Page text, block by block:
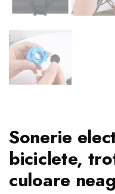
Sonerie
biciclete,
culoare